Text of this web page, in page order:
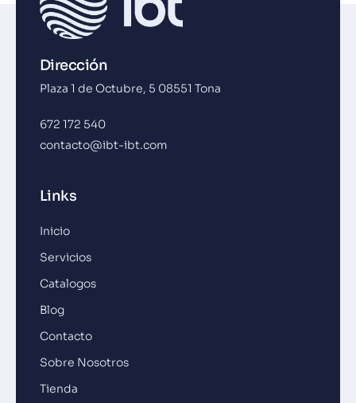
Dirección
Plaza 1 de Octubre, 5 08551 Tona
672 172 540
contacto@ibt-ibt.com
Links
Inicio
Servicios
Catalogos
Blog
Contacto
Sobre Nosotros
Tienda